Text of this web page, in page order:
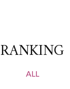
RANKING
ALL